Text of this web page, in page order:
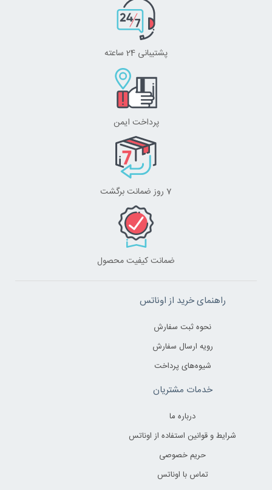
پشتیبانی 24 ساعته
پرداخت ایمن
7 روز ضمانت برگشت
ضمانت کیفیت محصول
راهنمای خرید از اوناتس
نحوه ثبت سفارش
رویه ارسال سفارش
شیوه‌های پرداخت
خدمات مشتریان
درباره ما
شرایط و قوانین استفاده از اوناتس
حریم خصوصی
تماس با اوناتس